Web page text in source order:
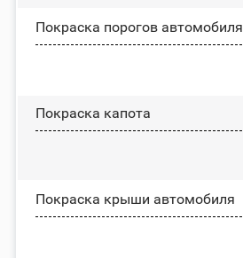
Покраска порогов автомобиля
Покраска капота
Покраска крыши автомобиля